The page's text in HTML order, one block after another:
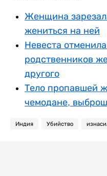
Женщина
жениться на ней
Невеста
родственников
другого
Тело пропавшей
чемодане,
Индия Убийство